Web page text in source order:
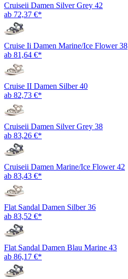
Cruiseii Damen Silver Grey 42
ab 72,37 €*
Cruise Ii Damen Marine/Ice Flower 38
ab 81,64 €*
Cruise II Damen Silber 40
ab 82,73 €*
Cruiseii Damen Silver Grey 38
ab 83,26 €*
Cruiseii Damen Marine/Ice Flower 42
ab 83,43 €*
Flat Sandal Damen Silber 36
ab 83,52 €*
Flat Sandal Damen Blau Marine 43
ab 86,17 €*